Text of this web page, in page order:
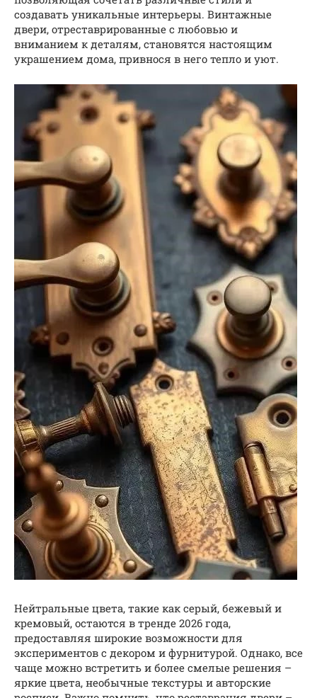
создавать уникальные интерьеры. Винтажные
двери, отреставрированные с любовью и
вниманием к деталям, становятся настоящим
украшением дома, привнося в него тепло и уют.
Нейтральные цвета, такие как серый, бежевый и
кремовый, остаются в тренде 2026 года,
предоставляя широкие возможности для
экспериментов с декором и фурнитурой. Однако, все
чаще можно встретить и более смелые решения –
яркие цвета, необычные текстуры и авторские